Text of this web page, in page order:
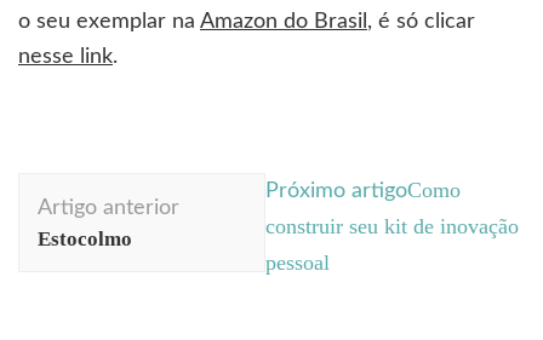
o seu exemplar na Amazon do Brasil , é só clicar
nesse link.
Navegação
de
Artigo anterior
Estocolmo
Próximo artigoComo
construir seu kit de inovação
pessoal